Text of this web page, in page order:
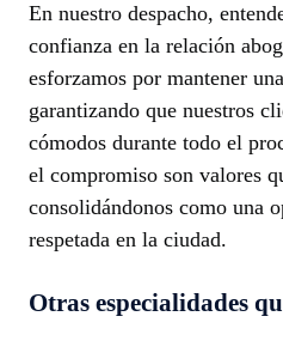
En nuestro despacho,
confianza en la relación
esforzamos por mantener
garantizando que nuestros
cómodos durante todo el
el compromiso son valores
consolidándonos como una
respetada en la ciudad.
Otras especialidades